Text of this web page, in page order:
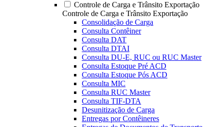
Controle de Carga e Trânsito Exportação
Controle de Carga e Trânsito Exportação
Consolidação de Carga
Consulta Contêiner
Consulta DAT
Consulta DTAI
Consulta DU-E, RUC ou RUC Master
Consulta Estoque Pré ACD
Consulta Estoque Pós ACD
Consulta MIC
Consulta RUC Master
Consulta TIF-DTA
Desunitização de Carga
Entregas por Contêineres